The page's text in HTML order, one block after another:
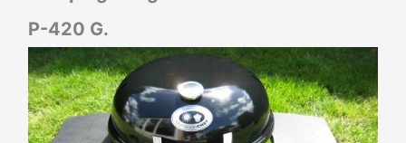
P-420 G.